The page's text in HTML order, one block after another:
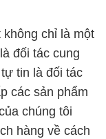
chỉ là một
đối tác cung
tin là đối tác
các sản phẩm
chúng tôi
hàng về cách